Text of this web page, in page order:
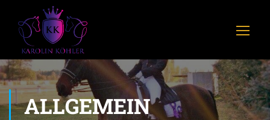
ALLGEMEIN